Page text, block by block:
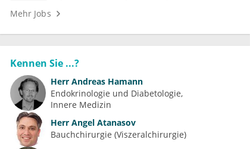
Mehr Jobs
Kennen Sie ...?
Herr Andreas Hamann
Endokrinologie und Diabetologie
Innere Medizin
Herr Angel Atanasov
Bauchchirurgie (Viszeralchirurgie)